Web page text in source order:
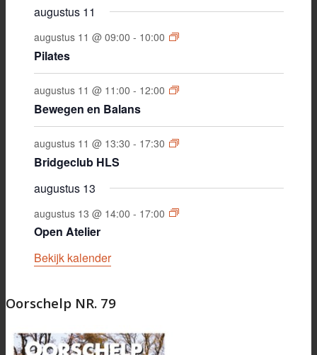
augustus 11
augustus 11 @ 09:00 - 10:00
Pilates
augustus 11 @ 11:00 - 12:00
Bewegen en Balans
augustus 11 @ 13:30 - 17:30
Bridgeclub HLS
augustus 13
augustus 13 @ 14:00 - 17:00
Open Atelier
Bekijk kalender
Oorschelp NR. 79